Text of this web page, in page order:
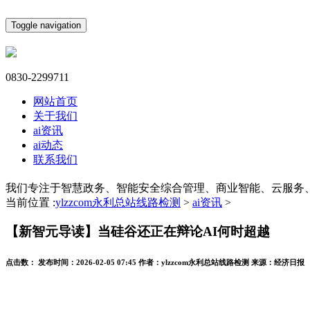
Toggle navigation
0830-2299711
网站首页
关于我们
ai资讯
ai动态
联系我们
我们专注于智慧政务、智能安全综合管理、商业智能、云服务
当前位置 :ylzzcom永利总站线路检测 > ai资讯 >
【新智元导读】当硅谷还正在辩论AI何时超越
点击数： 发布时间： 2026-02-05 07:45 作者： ylzzcom永利总站线路检测 来源： 经济日报